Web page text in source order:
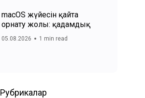
macOS жүйесін қайта
орнату жолы: қадамдық
05.08.2026 1 min read
Рубрикалар